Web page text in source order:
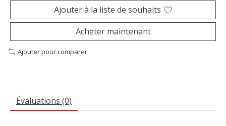
Ajouter à la liste de souhaits
Acheter maintenant
Ajouter pour comparer
Évaluations (0)